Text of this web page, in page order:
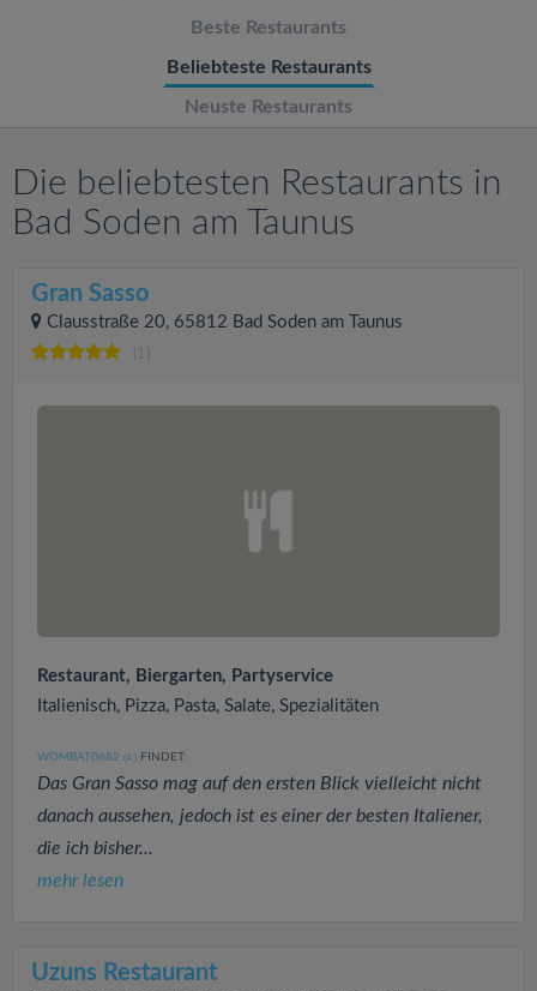
Beste Restaurants
Beliebteste Restaurants
Neuste Restaurants
Die beliebtesten Restaurants in
Bad Soden am Taunus
Gran Sasso
Clausstraße 20, 65812 Bad Soden am Taunus
(1)
Restaurant, Biergarten, Partyservice
Italienisch, Pizza, Pasta, Salate, Spezialitäten
WOMBAT0682 (4 ) FINDET:
Das Gran Sasso mag auf den ersten Blick vielleicht nicht
danach aussehen, jedoch ist es einer der besten Italiener,
die ich bisher...
mehr lesen
Uzuns Restaurant